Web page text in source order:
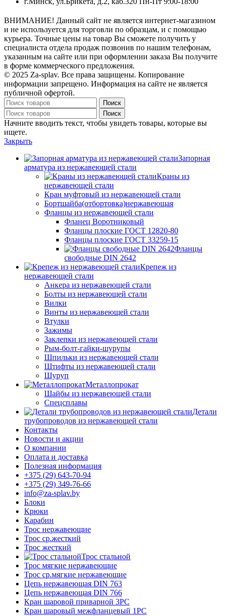
ВНИМАНИЕ! Данный сайт не является интернет-магазином
и не используется для торговли по образцам, и с помощью
курьера. Точные цены на товар Вы сможете получить у
специалиста отдела продаж позвонив по нашим телефонам,
указанным на сайте или при оформлении заказа Вы получите
в форме коммерческого предложения.
© 2025 Za-splav. Все права защищены. Копирование
информации запрещено. Информация на сайте не является
публичной офертой.
Поиск
Поиск
Начните вводить текст, чтобы увидеть товары, которые вы
ищете.
Закрыть
Запорная
арматура из нержавеющей стали
Краны из
нержавеющей стали
Кран муфтовый из нержавеющей стали
Бортшайба(отбортовка)нержавеющая
Фланцы из нержавеющей стали
Фланец Воротниковый
Фланцы плоские ГОСТ 12820-80
Фланцы плоские ГОСТ 33259-15
Фланцы
свободные DIN 2642
Крепеж из
нержавеющей стали
Анкера из нержавеющей стали
Болты из нержавеющей стали
Вилки
Винты из нержавеющей стали
Втулки
Зажимы
Заклепки из нержавеющей стали
Рым-болт-гайки-шурупы
Шпильки из нержавеющей стали
Штифты из нержавеющей стали
Шуруп
Металлопрокат
Шайбы из нержавеющей стали
Спецсплавы
Детали
трубопроводов из нержавеющей стали
Контакты
Новости и акции
О компании
Оплата и доставка
Полезная информация
+375 (29) 643-70-94
+375 (29) 349-76-66
info@za-splav.by
Блоки
Крюки
Карабин
Трос нержавеющие
Трос ср.жесткий
Трос жесткий
Трос стальной
Трос мягкие нержавеющие
Трос ср.мягкие нержавеющие
Цепь нержавеющая DIN 763
Цепь нержавеющая DIN 766
Кран шаровой приварной 3PC
Кран шаровый межфланцевый 1PC